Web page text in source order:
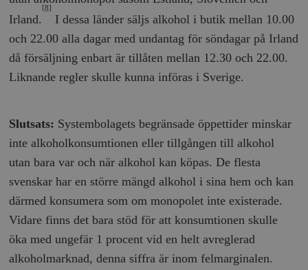
Irland.
[8]
I dessa länder säljs alkohol i butik mellan 10.00
och 22.00 alla dagar med undantag för söndagar på Irland
då försäljning enbart är tillåten mellan 12.30 och 22.00.
Liknande regler skulle kunna införas i Sverige.
Slutsats: Systembolagets begränsade öppettider minskar
inte alkoholkonsumtionen eller tillgången till alkohol
utan bara var och när alkohol kan köpas. De flesta
svenskar har en större mängd alkohol i sina hem och kan
därmed konsumera som om monopolet inte existerade.
Vidare finns det bara stöd för att konsumtionen skulle
öka med ungefär 1 procent vid en helt avreglerad
alkoholmarknad, denna siffra är inom felmarginalen.